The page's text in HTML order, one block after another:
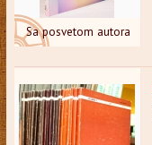
Sa posvetom autora